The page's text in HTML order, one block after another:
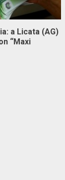
a Licata (AG)
“Maxi